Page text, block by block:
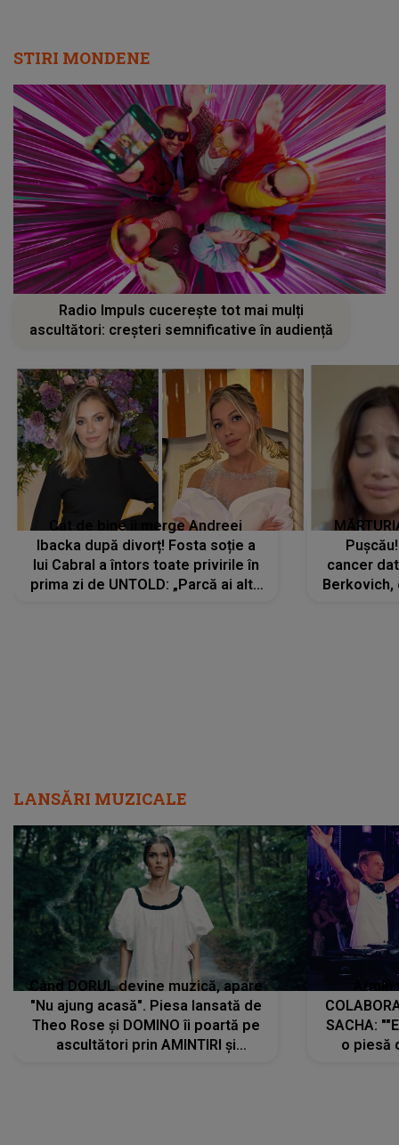
STIRI MONDENE
Radio Impuls cucerește tot mai mulți
ascultători: creșteri semnificative în audiență
Cât de bine îi merge Andreei
Ibacka după divorț! Fosta soție a
lui Cabral a întors toate privirile în
prima zi de UNTOLD: „Parcă ai altă
cancer
Berkovich,
LANSĂRI MUZICALE
Când DORUL devine muzică, apare
"Nu ajung acasă". Piesa lansată de
Theo Rose și DOMINO îi poartă pe
ascultători prin AMINTIRI și
SACHA:
o piesă